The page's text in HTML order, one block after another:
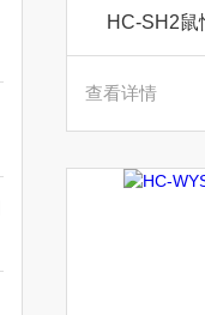
HC-SH2鼠
查看详情